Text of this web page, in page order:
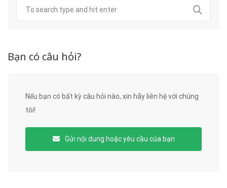
Bạn có câu hỏi?
Nếu bạn có bất kỳ câu hỏi nào, xin hãy liên hệ với chúng
tôi!
Gửi nội dung hoặc yêu cầu của bạn